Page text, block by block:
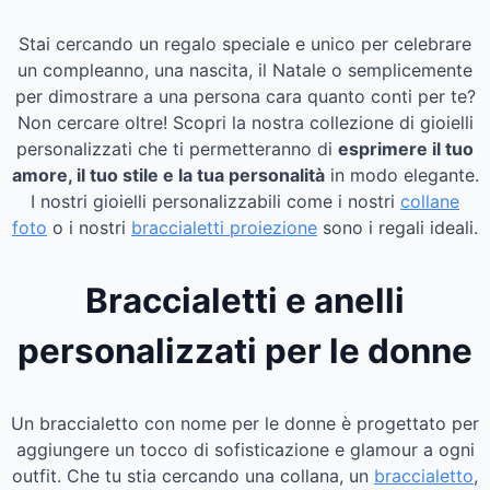
Stai cercando un regalo speciale e unico per celebrare
un compleanno, una nascita, il Natale o semplicemente
per dimostrare a una persona cara quanto conti per te?
Non cercare oltre! Scopri la nostra collezione di gioielli
personalizzati che ti permetteranno di esprimere il tuo
amore, il tuo stile e la tua personalitàin modo elegante.
I nostri gioielli personalizzabili come i nostri collane
foto o i nostri braccialetti proiezione sono i regali ideali.
Braccialetti e anelli
personalizzati per le donne
Un braccialetto con nome per le donne è progettato per
aggiungere un tocco di sofisticazione e glamour a ogni
outfit. Che tu stia cercando una collana, un braccialetto,